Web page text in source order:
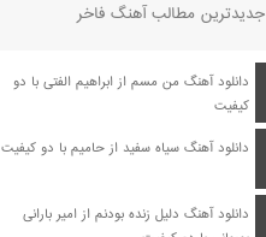
جدیدترین مطالب آهنگ فاخر
دانلود آهنگ من مسم از ابراهیم الفتی با دو
کیفیت
دانلود آهنگ سیاه سفید از حامیم با دو کیفیت
دانلود آهنگ دلیل زنده بودنم از امیر بارانی